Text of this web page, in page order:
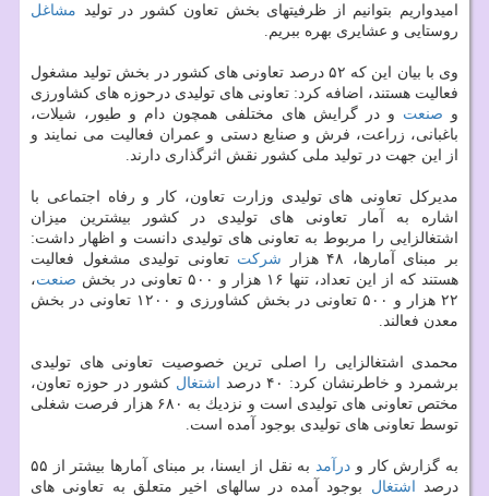
امیدواریم بتوانیم از ظرفیتهای بخش تعاون كشور در تولید مشاغل
روستایی و عشایری بهره ببریم.
وی با بیان این كه ۵۲ درصد تعاونی های كشور در بخش تولید مشغول
فعالیت هستند، اضافه كرد: تعاونی های تولیدی درحوزه های كشاورزی
و صنعت و در گرایش های مختلفی همچون دام و طیور، شیلات،
باغبانی، زراعت، فرش و صنایع دستی و عمران فعالیت می نمایند و
از این جهت در تولید ملی كشور نقش اثرگذاری دارند.
مدیركل تعاونی های تولیدی وزارت تعاون، كار و رفاه اجتماعی با
اشاره به آمار تعاونی های تولیدی در كشور بیشترین میزان
اشتغالزایی را مربوط به تعاونی های تولیدی دانست و اظهار داشت:
بر مبنای آمارها، ۴۸ هزار
شركت تعاونی تولیدی مشغول فعالیت
هستند كه از این تعداد، تنها ۱۶ هزار و ۵۰۰ تعاونی در بخش
صنعت،
۲۲ هزار و ۵۰۰ تعاونی در بخش كشاورزی و ۱۲۰۰ تعاونی در بخش
معدن فعالند.
محمدی اشتغالزایی را اصلی ترین خصوصیت تعاونی های تولیدی
برشمرد و خاطرنشان كرد: ۴۰ درصد
اشتغال كشور در حوزه تعاون،
مختص تعاونی های تولیدی است و نزدیك به ۶۸۰ هزار فرصت شغلی
توسط تعاونی های تولیدی بوجود آمده است.
به گزارش كار و درآمد
به نقل از ایسنا، بر مبنای آمارها بیشتر از ۵۵
درصد اشتغال بوجود آمده در سالهای اخیر متعلق به تعاونی های